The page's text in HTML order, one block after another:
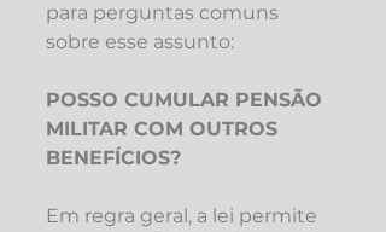
para perguntas comuns
sobre esse assunto:
POSSO CUMULAR PENSÃO
MILITAR COM OUTROS
BENEFÍCIOS?
Em regra geral, a lei permite